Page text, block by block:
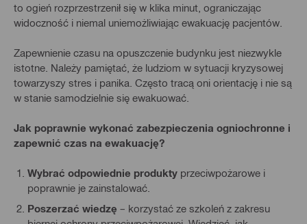
to ogień rozprzestrzenił się w klika minut, ograniczając
widoczność i niemal uniemożliwiając ewakuację pacjentów.
Zapewnienie czasu na opuszczenie budynku jest niezwykle
istotne. Należy pamiętać, że ludziom w sytuacji kryzysowej
towarzyszy stres i panika. Często tracą oni orientację i nie są
w stanie samodzielnie się ewakuować.
Jak poprawnie wykonać zabezpieczenia ogniochronne i
zapewnić czas na ewakuację?
Wybrać odpowiednie produkty przeciwpożarowe i
poprawnie je zainstalować.
Poszerzać wiedzę – korzystać ze szkoleń z zakresu